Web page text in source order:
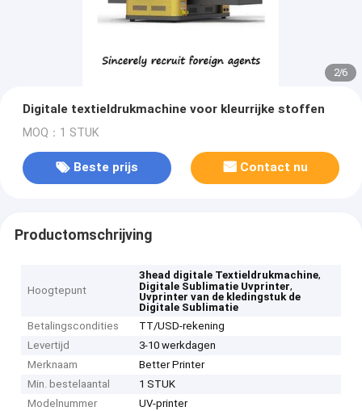
2/6
Digitale textieldrukmachine voor kleurrijke stoffen
MOQ：1 STUK
Beste prijs Contact nu
Productomschrijving
Hoogtepunt
3head digitale Textieldrukmachine,
Digitale Sublimatie Uvprinter,
Uvprinter van de kledingstuk de
Digitale Sublimatie
Betalingscondities
TT/USD-rekening
Levertijd
3-10 werkdagen
Merknaam
Better Printer
Min. bestelaantal
1 STUK
Modelnummer
UV-printer